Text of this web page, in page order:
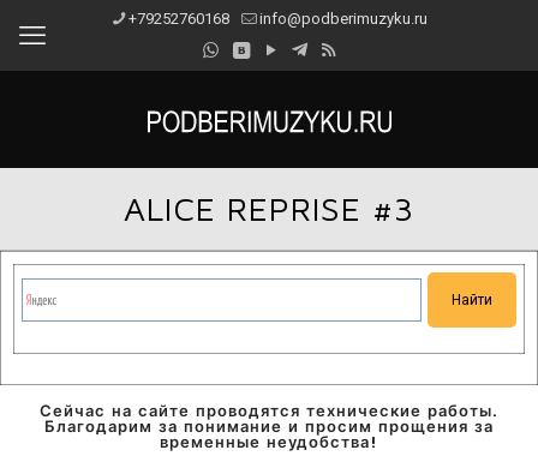
+79252760168 info@podberimuzyku.ru
ALICE REPRISE #3
Сейчас на сайте проводятся технические работы.
Благодарим за понимание и просим прощения за
временные неудобства!